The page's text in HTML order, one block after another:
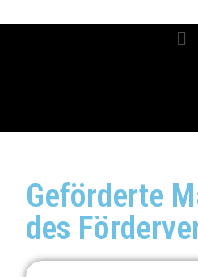
Geförderte
des